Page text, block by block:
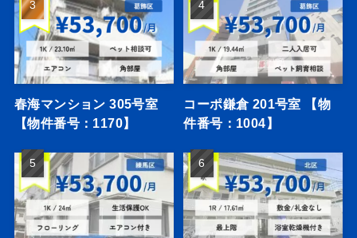
春海マンション 305号室
【物件番号：1170】
コーポ鎌倉 201号室 【物
件番号：1004】